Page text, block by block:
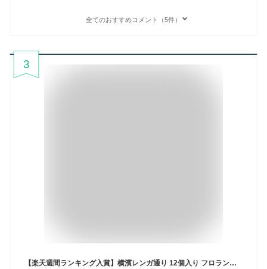
全てのおすすめコメント（5件）
3
【楽天週間ランキング入賞】横濱レンガ通り 12個入り フロランタン ウィッシュボン【横浜 お土産】｜お菓子 横浜 土産 アーモンドクッキー 洋菓子 神奈川 お土産 おみやげ 手土産 お菓子 帰省土産 お取り寄せ 贈り物 ギフト お取り寄せグルメ